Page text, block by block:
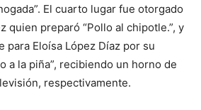
El cuarto lugar fue otorgado
quien preparó “Pollo al chipotle.”, y
para Eloísa López Díaz por su
a la piña”, recibiendo un horno de
respectivamente.